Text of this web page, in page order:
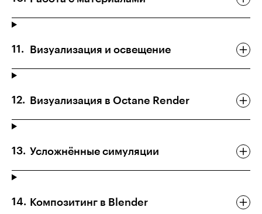
Визуализация и освещение
Визуализация в Octane Render
Усложнённые симуляции
Композитинг в Blender